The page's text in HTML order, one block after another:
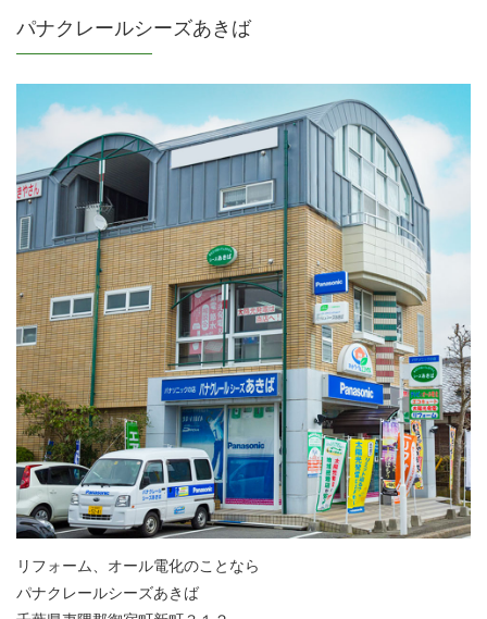
パナクレールシーズあきば
リフォーム、オール電化のことなら
パナクレールシーズあきば